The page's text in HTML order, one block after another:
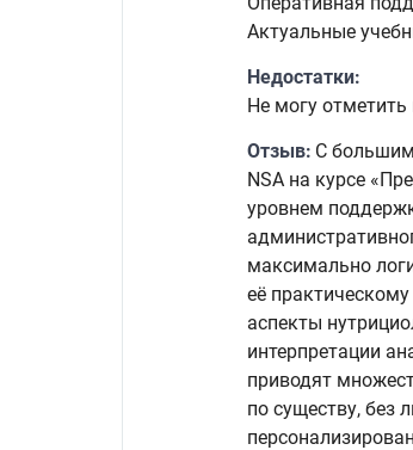
Актуальные
Недостатки:
Не могу
Отзыв: С
NSA на курсе
уровнем
максимально
её
аспекты
интерпретации
приводят
по существу, без